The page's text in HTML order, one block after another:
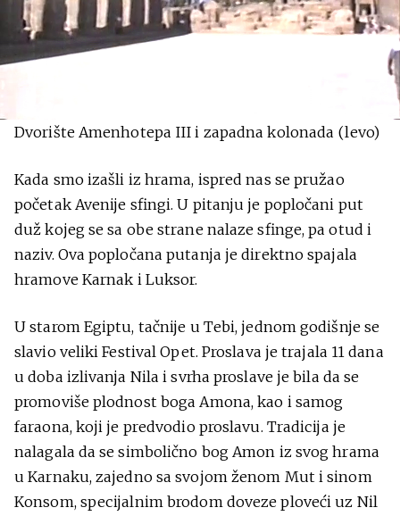
Dvorište Amenhotepa III i zapadna kolonada (levo)
Kada smo izašli iz hrama, ispred nas se pružao
početak Avenije sfingi. U pitanju je popločani put
duž kojeg se sa obe strane nalaze sfinge, pa otud i
naziv. Ova popločana putanja je direktno spajala
hramove Karnak i Luksor.
U starom Egiptu, tačnije u Tebi, jednom godišnje se
slavio veliki Festival Opet. Proslava je trajala 11 dana
u doba izlivanja Nila i svrha proslave je bila da se
promoviše plodnost boga Amona, kao i samog
faraona, koji je predvodio proslavu. Tradicija je
nalagala da se simbolično bog Amon iz svog hrama
u Karnaku, zajedno sa svojom ženom Mut i sinom
Konsom, specijalnim brodom doveze ploveći uz Nil